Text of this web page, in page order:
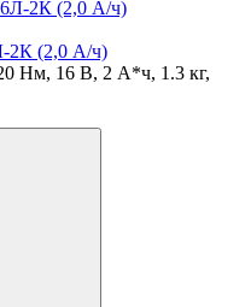
2К (2,0 А/ч)
Нм, 16 В, 2 А*ч, 1.3 кг,